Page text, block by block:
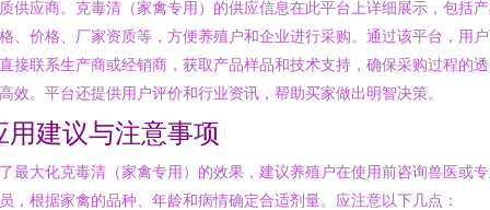
供应商。克毒清（家禽专用）的供应信息在此平台上详细展示，包括
、价格、厂家资质等，方便养殖户和企业进行采购。通过该平台，用
接联系生产商或经销商，获取产品样品和技术支持，确保采购过程的
效。平台还提供用户评价和行业资讯，帮助买家做出明智决策。
用建议与注意事项
最大化克毒清（家禽专用）的效果，建议养殖户在使用前咨询兽医或
，根据家禽的品种、年龄和病情确定合适剂量。应注意以下几点：